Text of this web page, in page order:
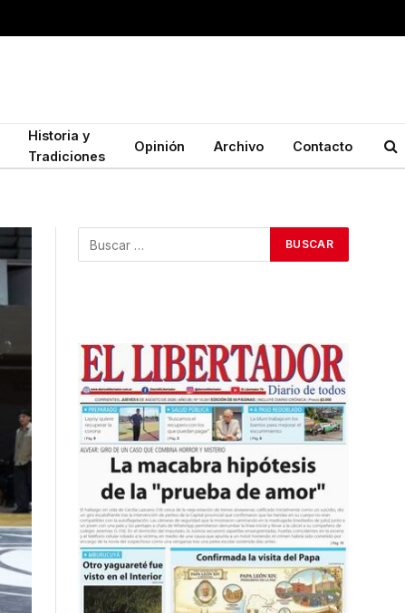
Historia y
Tradiciones
Opinión Archivo Contacto